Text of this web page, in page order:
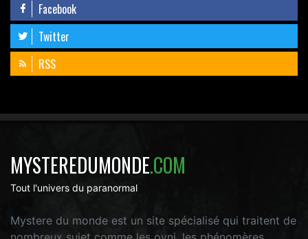
Facebook
Twitter
RSS
MYSTEREDUMONDE.COM
Tout l'univers du paranormal
Mystere du monde est un site spécialisé qui traitent de